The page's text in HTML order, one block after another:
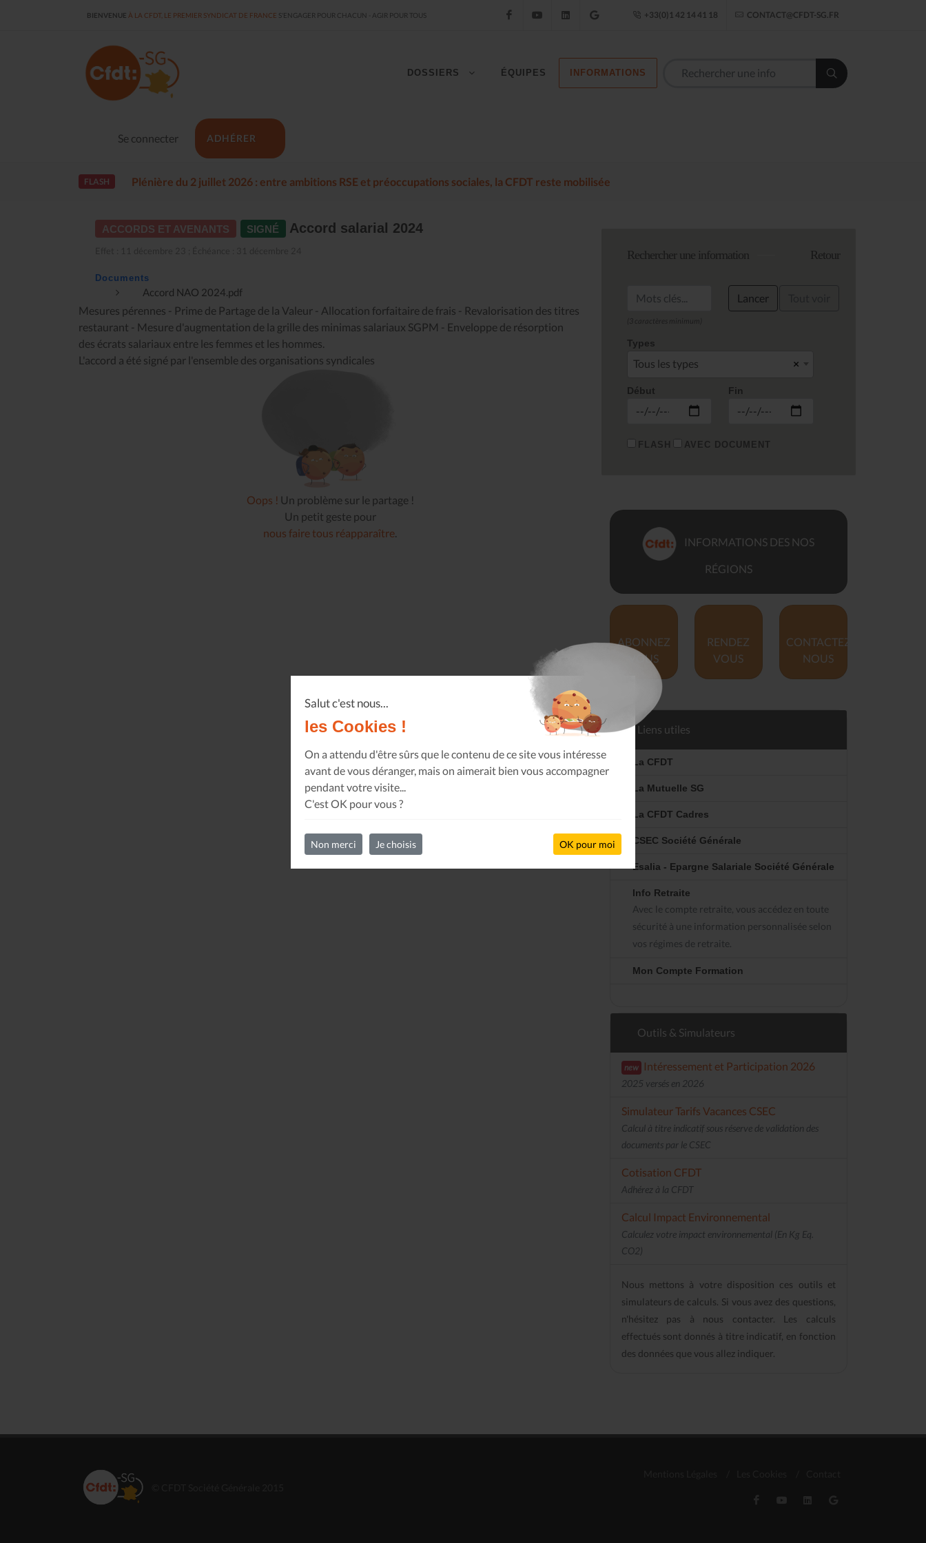
Salut c'est nous...
les Cookies !
On a attendu d'être sûrs que le contenu de ce site vous intéresse
avant de vous déranger, mais on aimerait bien vous accompagner
pendant votre visite...
C'est OK pour vous ?
Non merci Je choisis OK pour moi
BIENVENUE À LA CFDT, LE PREMIER SYNDICAT DE FRANCE S'ENGAGER POUR CHACUN - AGIR POUR TOUS FacebookYouTube LinkedIn Google Établissement
+33(0)1 42 14 41 18 CONTACT@CFDT-SG.FR
Se connecter ADHÉRER
DOSSIERS ÉQUIPES INFORMATIONS
FLASH Plénière du 2 juillet 2026 : entre ambitions RSE et préoccupations sociales, la CFDT reste mobilisée
ACCORDS ET AVENANTS SIGNÉ Accord salarial 2024
Documents
Accord NAO 2024.pdf
Mesures pérennes - Prime de Partage de la Valeur - Allocation forfaitaire de frais - Revalorisation des titres
restaurant - Mesure d'augmentation de la grille des minimas salariaux SGPM - Enveloppe de résorption
des écrats salariaux entre les femmes et les hommes.
L'accord a été signé par l'ensemble des organisations syndicales
Oops ! Un problème sur le partage !
Un petit geste pour
nous faire tous réapparaître
Rechercher une information Retour
Lancer
Types
×
Tous les types
Début Fin
FLASH AVEC DOCUMENT
INFORMATIONS DES NOS
RÉGIONS
ABONNEZ
VOUS
RENDEZ
VOUS
CONTACTEZ
NOUS
Liens utiles
La CFDT
La Mutuelle SG
La CFDT Cadres
CSEC Société Générale
Esalia - Epargne Salariale Société Générale
Info Retraite
Avec le compte retraite, vous accédez en toute
sécurité à une information personnalisée selon
vos régimes de retraite.
Mon Compte Formation
Outils & Simulateurs
new Intéressement et Participation 2026
2025 versés en 2026
Simulateur Tarifs Vacances CSEC
Calcul à titre indicatif sous réserve de validation des
documents par le CSEC
Cotisation CFDT
Adhérez à la CFDT
Calcul Impact Environnemental
Calculez votre impact environnemental (En Kg Eq.
CO2)
Nous mettons à votre disposition ces outils et
simulateurs de calculs. Si vous avez des questions,
n'hésitez pas à nous contacter. Les calculs
effectués sont donnés à titre indicatif, en fonction
des données que vous allez indiquer.